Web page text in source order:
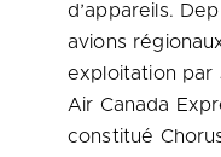
d’appareils.
avions
exploitation par
Air Canada
constitué